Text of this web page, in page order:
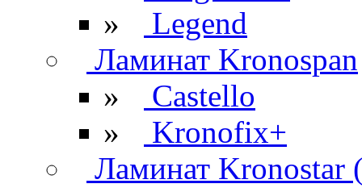
»
Legend
Ламинат Kronospan
»
Castello
»
Kronofix+
Ламинат Kronostar